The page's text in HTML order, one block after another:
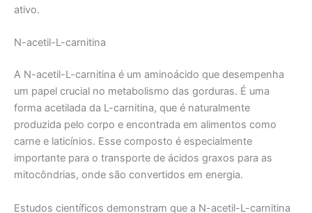
ativo.
N-acetil-L-carnitina
A N-acetil-L-carnitina é um aminoácido que desempenha
um papel crucial no metabolismo das gorduras. É uma
forma acetilada da L-carnitina, que é naturalmente
produzida pelo corpo e encontrada em alimentos como
carne e laticínios. Esse composto é especialmente
importante para o transporte de ácidos graxos para as
mitocôndrias, onde são convertidos em energia.
Estudos científicos demonstram que a N-acetil-L-carnitina